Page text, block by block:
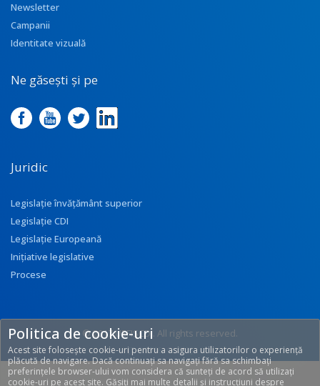
Newsletter
Campanii
Identitate vizuală
Ne găsești și pe
Juridic
Legislație învățământ superior
Legislație CDI
Legislație Europeană
Inițiative legislative
Procese
© 2017 UEFISCDI. All rights reserved.
[T: 0.2916, O: 113]
Politica de cookie-uri
Acest site folosește cookie-uri pentru a asigura utilizatorilor o experiență
plăcută de navigare. Dacă continuați sa navigați fără sa schimbați
preferințele browser-ului vom considera că sunteți de acord să utilizați
cookie-uri pe acest site. Găsiți mai multe detalii și instrucțiuni despre